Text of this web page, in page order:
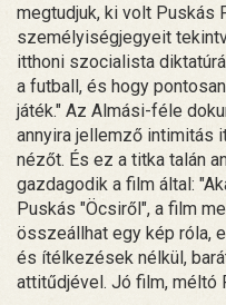
megtudjuk, ki volt Puskás
személyiségjegyeit
itthoni szocialista
a futball, és hogy
játék." Az Almási-féle
annyira jellemző intimitás
nézőt. És ez a titka talán
gazdagodik a film által:
Puskás "Öcsiről", a film
összeállhat egy kép róla,
és ítélkezések nélkül,
attitűdjével. Jó film, méltó